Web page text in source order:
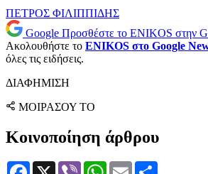
ΠΕΤΡΟΣ ΦΙΛΙΠΠΙΔΗΣ
Google Προσθέστε το ENIKOS στην
Ακολουθήστε το ENIKOS στο Google
όλες τις ειδήσεις.
ΔΙΑΦΗΜΙΣΗ
ΜΟΙΡΑΣΟΥ ΤΟ
Κοινοποίηση άρθρου
Facebook
X Viber WhatsApp
Email